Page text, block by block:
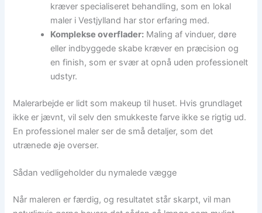
kræver specialiseret behandling, som en lokal
maler i Vestjylland har stor erfaring med.
Komplekse overflader: Maling af vinduer, døre
eller indbyggede skabe kræver en præcision og
en finish, som er svær at opnå uden professionelt
udstyr.
Malerarbejde er lidt som makeup til huset. Hvis grundlaget
ikke er jævnt, vil selv den smukkeste farve ikke se rigtig ud.
En professionel maler ser de små detaljer, som det
utrænede øje overser.
Sådan vedligeholder du nymalede vægge
Når maleren er færdig, og resultatet står skarpt, vil man